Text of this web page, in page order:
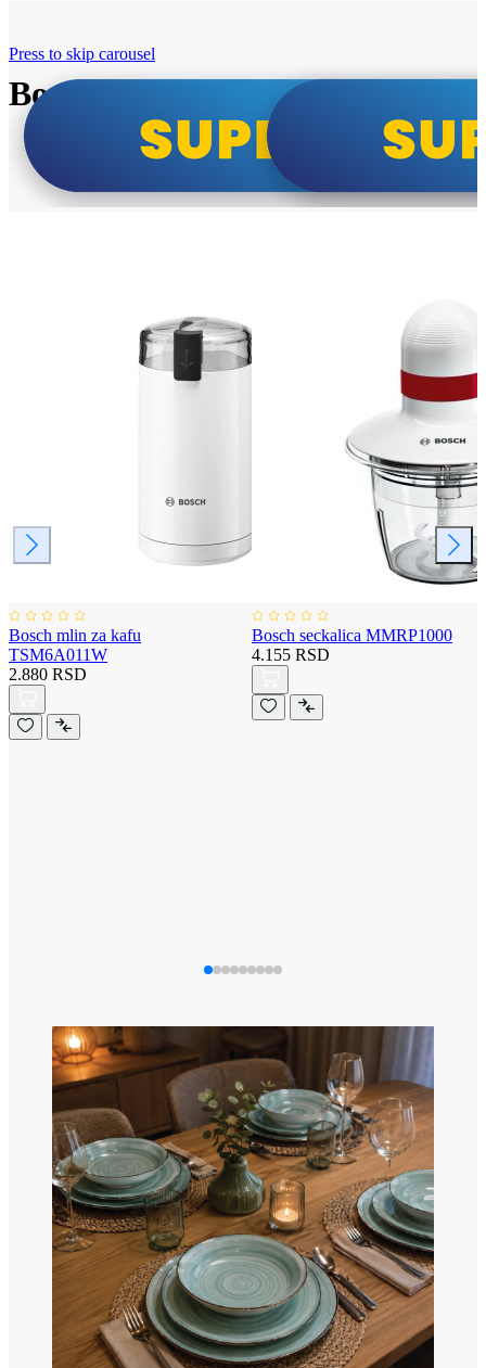
Bosch super cene
Press to skip carousel
Bosch mlin za kafu
TSM6A011W
2.880 RSD
Bosch seckalica MMRP1000
4.155 RSD